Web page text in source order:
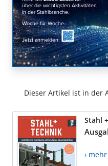
Dieser Artikel ist in der
Stahl
›